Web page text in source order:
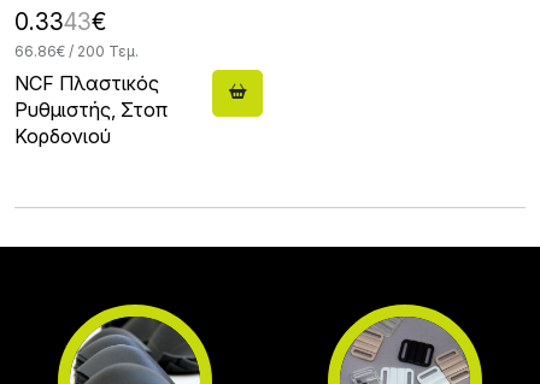
0.3343€
66.86€ / 200 Τεμ.
NCF Πλαστικός
Ρυθμιστής, Στοπ
Κορδονιού